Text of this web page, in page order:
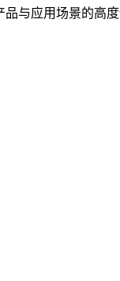
与应用场景的高